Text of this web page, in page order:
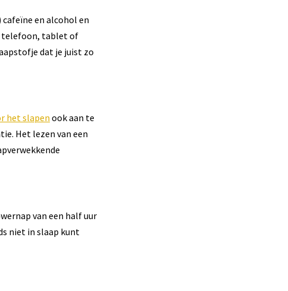
en alcohol en
telefoon, tablet of
dat je juist zo
het slapen ook aan te
Het lezen van een
van een half uur
niet in slaap kunt